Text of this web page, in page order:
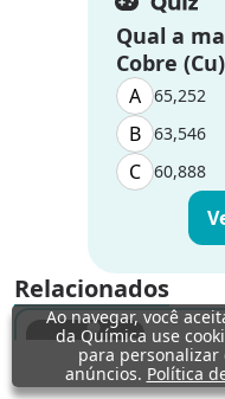
Qual a
Cobre
A 65,252
B 63,546
C 60,888
Relacionados
Ao navegar, você
da Química use
para personalizar
anúncios. Política